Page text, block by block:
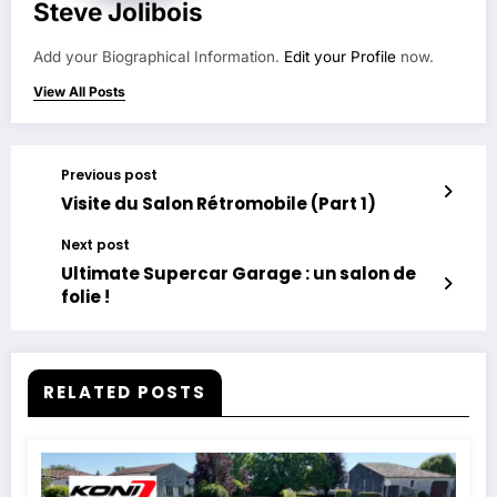
Steve Jolibois
Add your Biographical Information. Edit your Profile now.
View All Posts
Previous post
Visite du Salon Rétromobile (Part 1)
Next post
Ultimate Supercar Garage : un salon de
folie !
RELATED POSTS